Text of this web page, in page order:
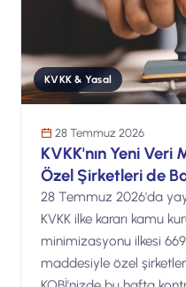
KVKK & Yasal
28 Temmuz 2026
KVKK'nın Yeni Veri
Özel Şirketleri de
28 Temmuz 2026'da
KVKK ilke kararı kamu
minimizasyonu ilkesi
maddesiyle özel